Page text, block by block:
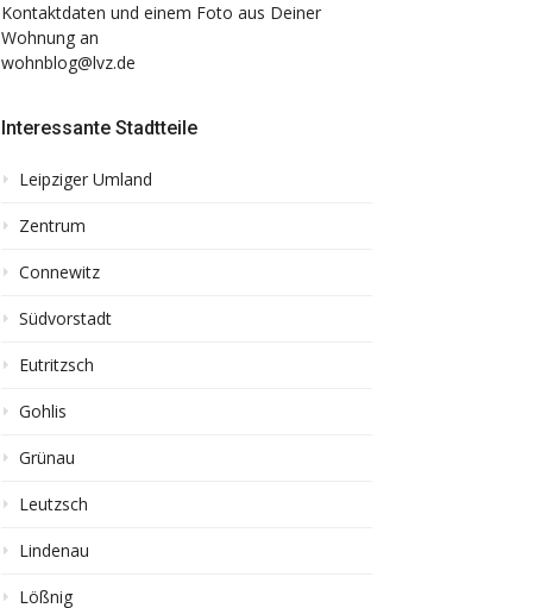
Kontaktdaten und einem Foto aus Deiner
Wohnung an
wohnblog@lvz.de
Interessante Stadtteile
Leipziger Umland
Zentrum
Connewitz
Südvorstadt
Eutritzsch
Gohlis
Grünau
Leutzsch
Lindenau
Lößnig